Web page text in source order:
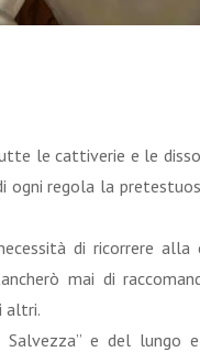
le cattiverie e le
regola la
di ricorrere
mai di
altri.
e del lungo